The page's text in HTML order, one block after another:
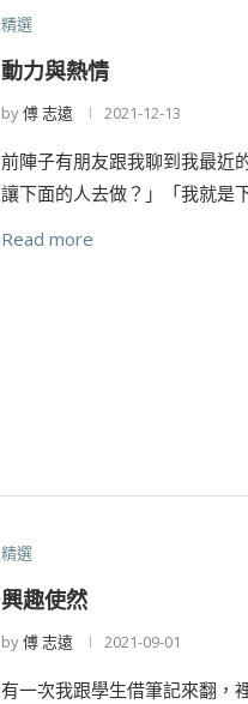
精選
動力與熱情
by傅 志遠 2021-12-13
前陣子有朋友跟我聊到我最近
讓下面的人去做？」「我就是
Read more
精選
興趣使然
by傅 志遠 2021-09-01
有一次我跟學生借筆記來翻，